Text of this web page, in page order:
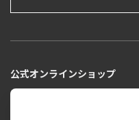
公式オンラインショップ